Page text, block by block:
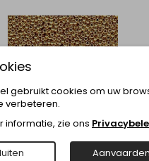
gebruikt cookies om uw
verbeteren.
informatie, zie ons
Aanvaarden